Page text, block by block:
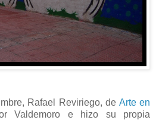
Rafael Reviriego, de Arte en
Valdemoro e hizo su propia